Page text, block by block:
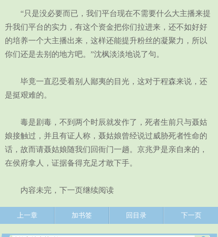
“只是没必要而已，我们平台现在不需要什么大主播来提
升我们平台的实力，有这个资金把你们拉进来，还不如好好
的培养一个大主播出来，这样还能提升粉丝的凝聚力，所以
你们还是去别的地方吧。”沈枫淡淡地说了句。
毕竟一直忍受着别人鄙夷的目光，这对于程森来说，还
是挺艰难的。
毒是剧毒，不到两个时辰就发作了，死者生前只与聂姑
娘接触过，并且有证人称，聂姑娘曾经说过威胁死者性命的
话，故而请聂姑娘随我们回衙门一趟。京兆尹是亲自来的，
在侯府拿人，证据备得充足才敢下手。
内容未完，下一页继续阅读
上一章 加书签 回目录 下一页